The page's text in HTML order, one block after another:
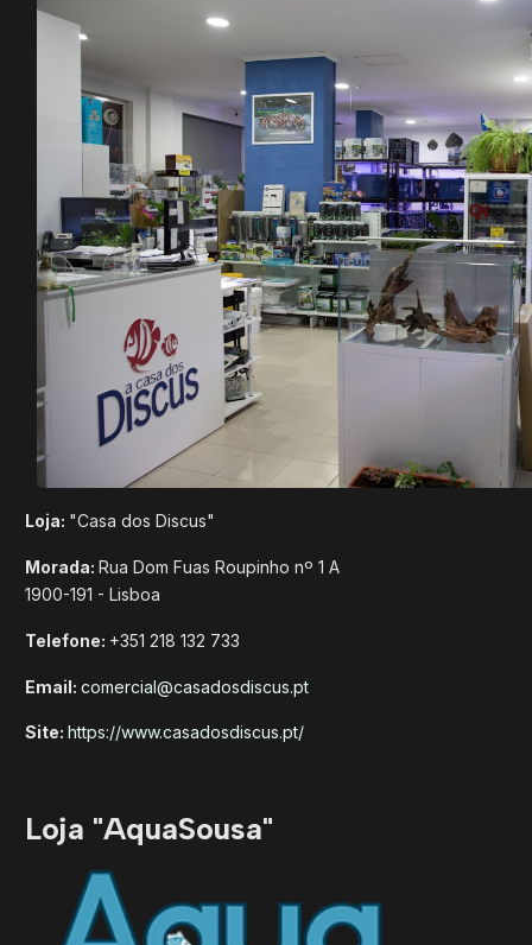
Loja: "Casa dos Discus"
Morada: Rua Dom Fuas Roupinho nº 1 A
1900-191 - Lisboa
Telefone: +351 218 132 733
Email: comercial@casadosdiscus.pt
Site: https://www.casadosdiscus.pt/
Loja "AquaSousa"